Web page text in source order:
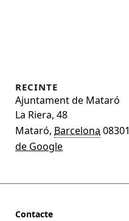
RECINTE
Ajuntament de Mataró
La Riera, 48
Mataró, Barcelona 08301
de Google
Contacte